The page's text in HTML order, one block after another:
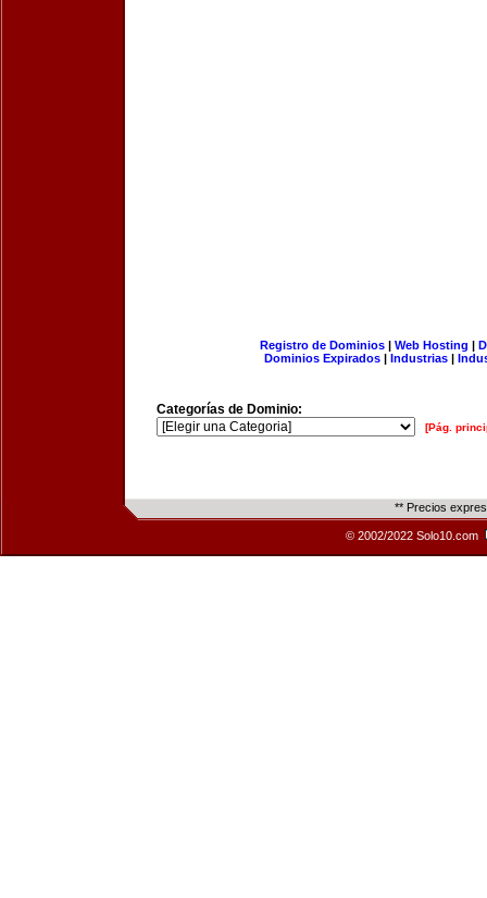
Registro de Dominios| Web Hosting |
Dominios Expirados | Industrias |
Categorías de Dominio:
[Pág.
** Precios
© 2002/2022 Solo10.com